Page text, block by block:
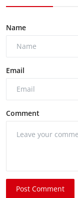
Name
Email
Comment
Post Comment